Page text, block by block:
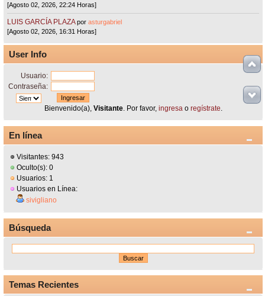
[Agosto 02, 2026, 22:24 Horas]
LUIS GARCÍA PLAZA porasturgabriel
[Agosto 02, 2026, 16:31 Horas]
User Info
Usuario:
Contraseña:
Bienvenido(a), Visitante. Por favor, ingresao regístrate.
En línea
Visitantes: 943
Oculto(s): 0
Usuarios: 1
Usuarios en Línea:
sivigliano
Búsqueda
Temas Recientes